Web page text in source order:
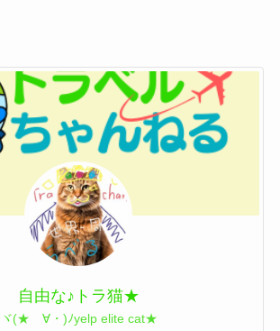
自由な♪トラ猫★
ヾ(★ゝ∀・)ﾉyelp elite cat★